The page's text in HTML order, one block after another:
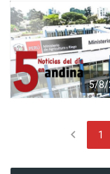
5/8/
chevron_left 1